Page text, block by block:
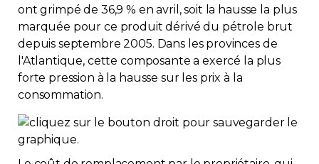
ont grimpé de 36,9 % en avril, soit la hausse la plus
marquée pour ce produit dérivé du pétrole brut
depuis septembre 2005. Dans les provinces de
l'Atlantique, cette composante a exercé la plus
forte pression à la hausse sur les prix à la
consommation.